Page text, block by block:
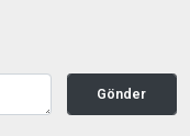
Gönder